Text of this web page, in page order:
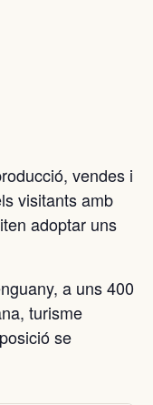
vendes i
visitants amb
adoptar uns
a uns 400
turisme
se